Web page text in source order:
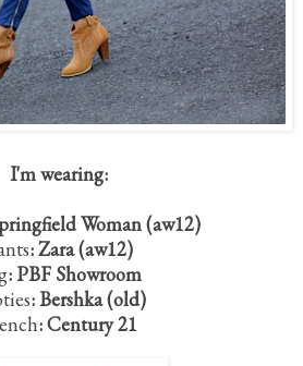
I'm wearing:
Woman (aw12)
: Zara (aw12)
: PBF Showroom
: Bershka (old)
: Century 21